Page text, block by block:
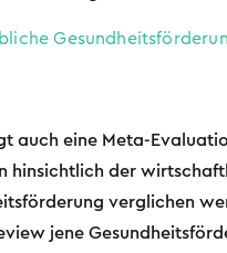
auch eine Meta-
hinsichtlich der
verglichen
jene